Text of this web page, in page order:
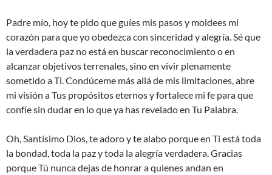
Padre mío, hoy te pido que guíes mis pasos y moldees mi
corazón para que yo obedezca con sinceridad y alegría. Sé que
la verdadera paz no está en buscar reconocimiento o en
alcanzar objetivos terrenales, sino en vivir plenamente
sometido a Ti. Condúceme más allá de mis limitaciones, abre
mi visión a Tus propósitos eternos y fortalece mi fe para que
confíe sin dudar en lo que ya has revelado en Tu Palabra.
Oh, Santísimo Dios, te adoro y te alabo porque en Ti está toda
la bondad, toda la paz y toda la alegría verdadera. Gracias
porque Tú nunca dejas de honrar a quienes andan en